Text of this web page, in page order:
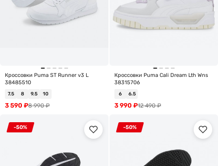
Кроссовки Puma ST Runner v3 L
38485510
7.5 8 9.5 10
8 990₽
3 590 ₽
Кроссовки Puma Cali Dream Lth Wns
38315706
6 6.5
12 490₽
3 990 ₽
-50% -50%